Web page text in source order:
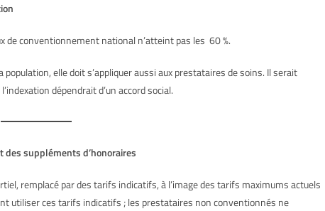
de conventionnement national n’atteint pas les 60 %.
elle doit s’appliquer aussi aux prestataires de soins. Il serait
dépendrait d’un accord social.
suppléments d’honoraires
remplacé par des tarifs indicatifs, à l’image des tarifs maximums actuels
utiliser ces tarifs indicatifs ; les prestataires non conventionnés ne